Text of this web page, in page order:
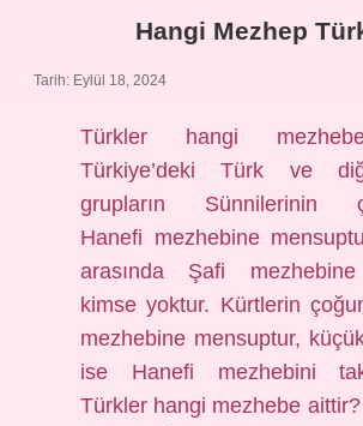
Hangi Mezhep
Tarih: Eylül 18, 2024
Türkler hangi
Türkiye’deki Türk ve
grupların Sünnilerinin
Hanefi mezhebine
arasında Şafi
kimse yoktur. Kürtlerin
mezhebine mensuptur,
ise Hanefi mezhebini
Türkler hangi mezhebe